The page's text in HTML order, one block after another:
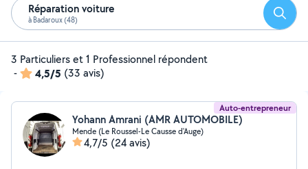
Réparation voiture
à Badaroux (48)
3 Particuliers et 1 Professionnel répondent
-
4,5/5 (33 avis)
Auto-entrepreneur
Yohann Amrani (AMR AUTOMOBILE)
Mende (Le Roussel-Le Causse d'Auge)
4,7/5 (24 avis)